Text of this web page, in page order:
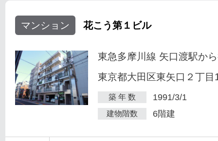
マンション 花こう第１ビル
東急多摩川線 矢口渡駅か
東京都大田区東矢口２丁目
築 年 数 1991/3/1
建物階数 6階建